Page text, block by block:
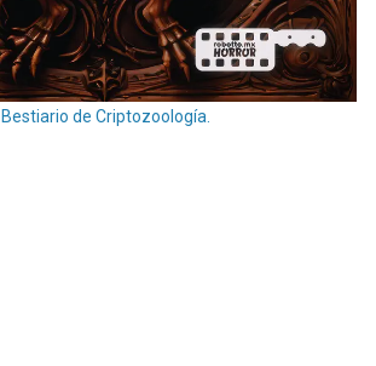
Bestiario de Criptozoología.